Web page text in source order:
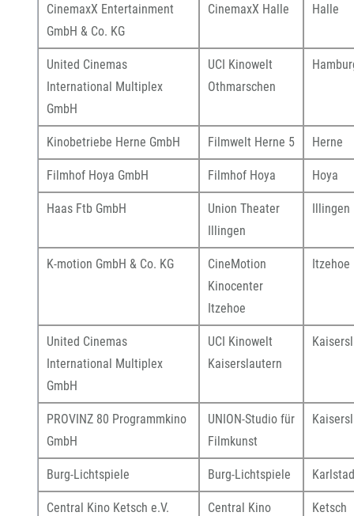
CinemaxX Entertainment
GmbH & Co. KG
CinemaxX Halle Halle
United Cinemas
International Multiplex
GmbH
UCI Kinowelt
Othmarschen
Kinobetriebe Herne GmbH Filmwelt Herne 5 Herne
Filmhof Hoya GmbH Filmhof Hoya Hoya
Haas Ftb GmbH
Union Theater
Illingen
Illingen
K-motion GmbH & Co. KG
CineMotion
Kinocenter
Itzehoe
Itzehoe
United Cinemas
International Multiplex
GmbH
UCI Kinowelt
Kaiserslautern
PROVINZ 80 Programmkino
GmbH
UNION-Studio für
Filmkunst
Burg-Lichtspiele Burg-Lichtspiele
Central Kino Ketsch e.V.
Central Kino
Ketsch